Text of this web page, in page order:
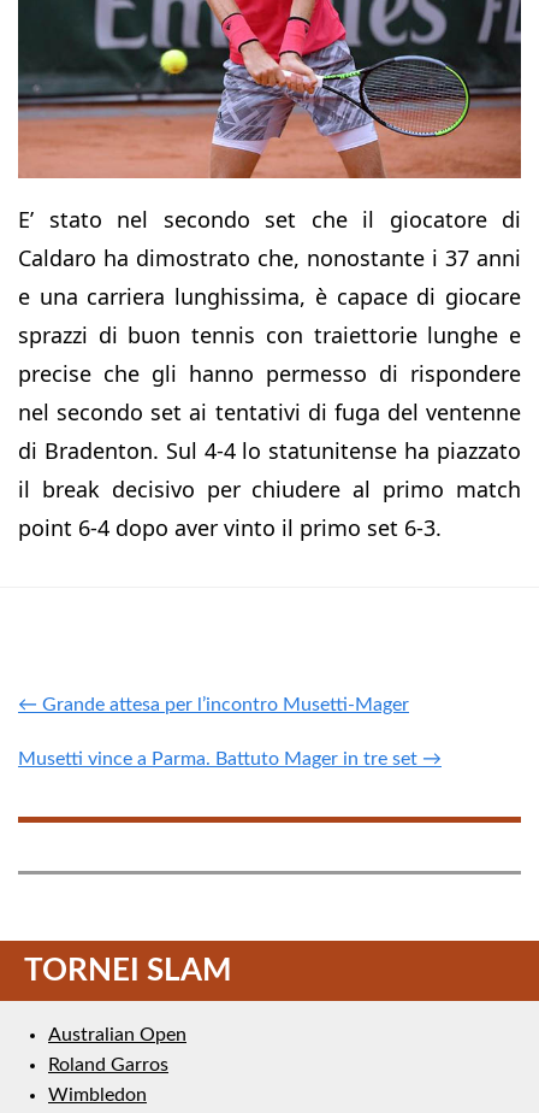
E’ stato nel secondo set che il giocatore di
Caldaro ha dimostrato che, nonostante i 37 anni
e una carriera lunghissima, è capace di giocare
sprazzi di buon tennis con traiettorie lunghe e
precise che gli hanno permesso di rispondere
nel secondo set ai tentativi di fuga del ventenne
di Bradenton. Sul 4-4 lo statunitense ha piazzato
il break decisivo per chiudere al primo match
point 6-4 dopo aver vinto il primo set 6-3.
← Grande attesa per l’incontro Musetti-Mager
Musetti vince a Parma. Battuto Mager in tre set →
TORNEI SLAM
Australian Open
Roland Garros
Wimbledon